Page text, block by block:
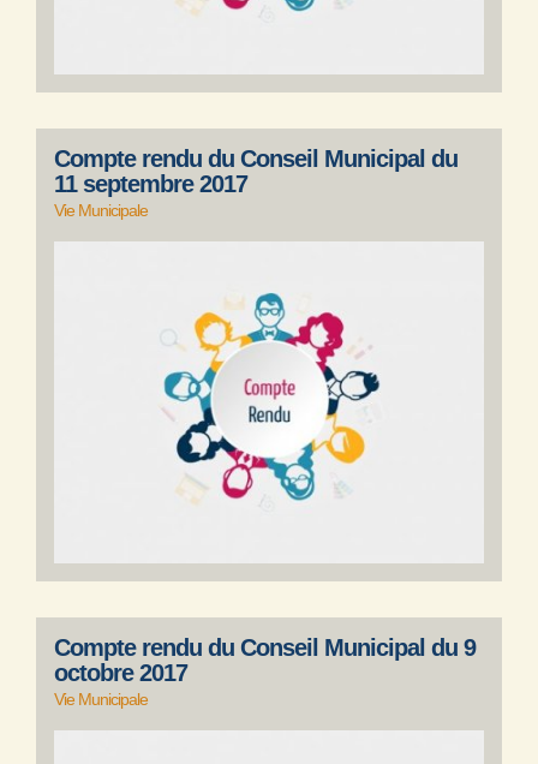
Compte rendu du Conseil Municipal du
11 septembre 2017
Vie Municipale
Compte rendu du Conseil Municipal du 9
octobre 2017
Vie Municipale